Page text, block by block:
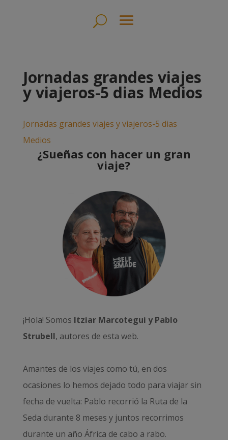
Jornadas grandes viajes
y viajeros-5 dias Medios
Jornadas grandes viajes y viajeros-5 dias
Medios
¿Sueñas con hacer un gran
viaje?
¡Hola! Somos Itziar Marcotegui y Pablo
Strubell, autores de esta web.
Amantes de los viajes como tú, en dos
ocasiones lo hemos dejado todo para viajar sin
fecha de vuelta: Pablo recorrió la Ruta de la
Seda durante 8 meses y juntos recorrimos
durante un año África de cabo a rabo.